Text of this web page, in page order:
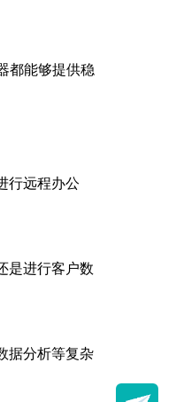
都能够提供稳
行远程办公
是进行客户数
据分析等复杂